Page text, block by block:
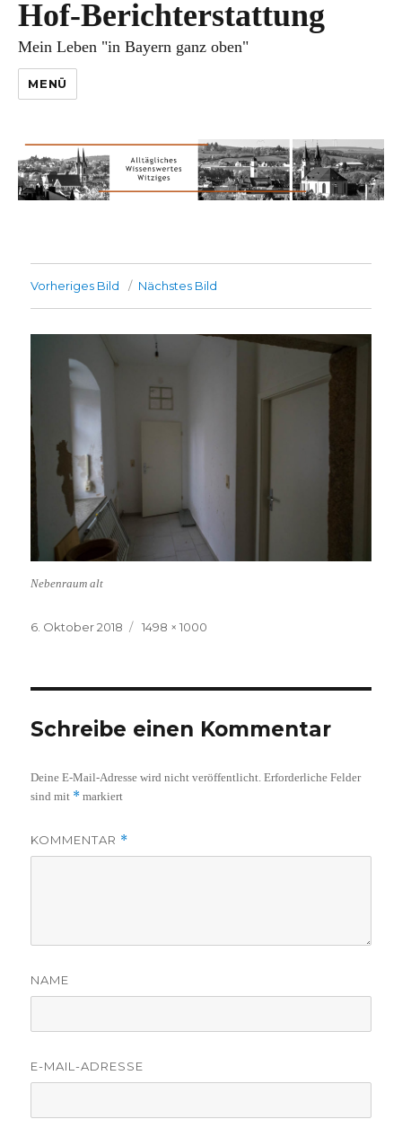
Hof-Berichterstattung
Mein Leben "in Bayern ganz oben"
MENÜ
Vorheriges Bild Nächstes Bild
Nebenraum alt
Veröffentlicht
6. Oktober 2018
Volle
1498 × 1000
Schreibe einen Kommentar
Deine E-Mail-Adresse wird nicht veröffentlicht. Erforderliche Felder
sind mit * markiert
KOMMENTAR *
NAME
E-MAIL-ADRESSE